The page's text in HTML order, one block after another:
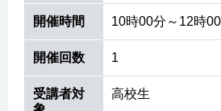
開催時間 10時00分～12時
開催回数 1
受講者対
高校生